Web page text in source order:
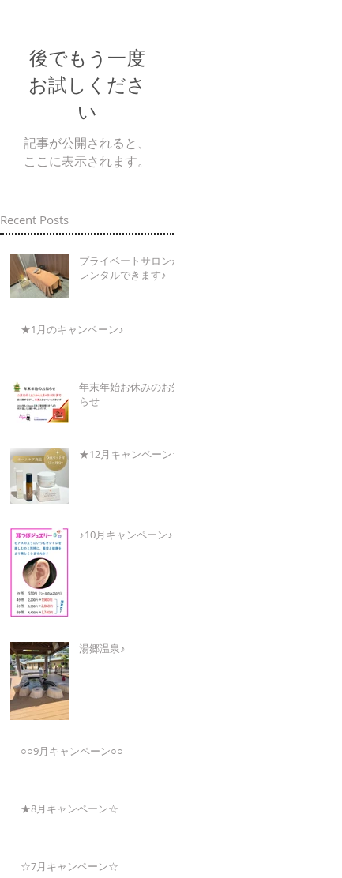
後でもう一度
お試しくださ
い
記事が公開されると、
ここに表示されます。
Recent Posts
プライベートサロンが
レンタルできます♪
★1月のキャンペーン♪
年末年始お休みのお知
らせ
★12月キャンペーン★
♪10月キャンペーン♪
湯郷温泉♪
○○9月キャンペーン○○
★8月キャンペーン☆
☆7月キャンペーン☆